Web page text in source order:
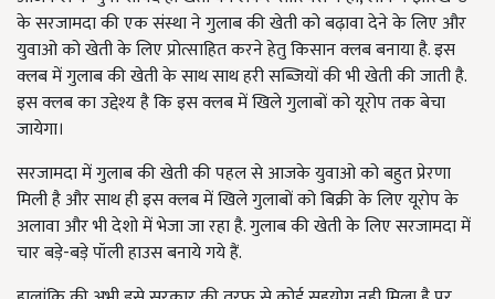
के सरजामदा की एक संस्था ने गुलाब की खेती को बढ़ावा देने के लिए और
युवाओ को खेती के लिए प्रोत्साहित करने हेतु किसान क्लब बनाया है. इस
क्लब में गुलाब की खेती के साथ साथ हरी सब्ज़ियों की भी खेती की जाती है.
इस क्लब का उद्देश्य है कि इस क्लब में खिले गुलाबों को यूरोप तक बेचा
जायेगा।
सरजामदा में गुलाब की खेती की पहल से आजके युवाओ को बहुत प्रेरणा
मिली है और साथ ही इस क्लब में खिले गुलाबों को बिक्री के लिए यूरोप के
अलावा और भी देशो में भेजा जा रहा है. गुलाब की खेती के लिए सरजामदा में
चार बड़े-बड़े पॉली हाउस बनाये गये हैं.